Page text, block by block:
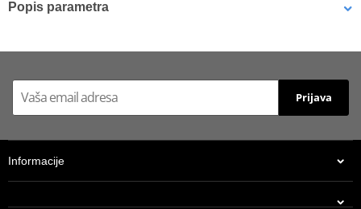
Popis parametra
HOMOLOGATION /
APPROVAL
Position
-
Catalytic converter
kit
Prijava
Informacije